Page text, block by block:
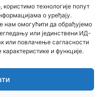
технологије попут
о уређају.
нам омогућити да обрађујемо
или јединствени ИД-
или повлачење сагласности
и функције.